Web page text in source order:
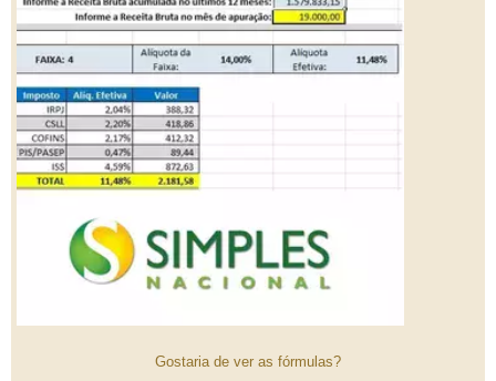
Gostaria de ver as fórmulas?